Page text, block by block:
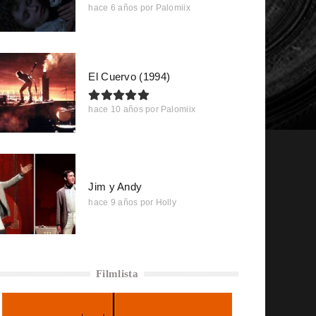
hace 6 años por Palomiix
El Cuervo (1994)
hace 10 años por Palomiix
Jim y Andy
hace 9 años por Holly
Filmlista